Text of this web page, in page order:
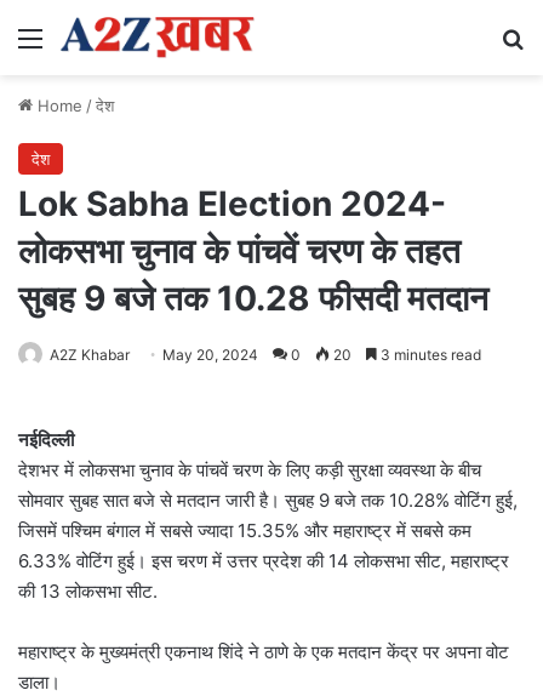
Menu
Home /देश
देश
Lok Sabha Election 2024-
लोकसभा चुनाव के पांचवें चरण के तहत
सुबह 9 बजे तक 10.28 फीसदी मतदान
A2Z Khabar May 20, 2024 0 20 3 minutes read
नईदिल्ली
देशभर में लोकसभा चुनाव के पांचवें चरण के लिए कड़ी सुरक्षा व्यवस्था के बीच
सोमवार सुबह सात बजे से मतदान जारी है। सुबह 9 बजे तक 10.28% वोटिंग हुई,
जिसमें पश्चिम बंगाल में सबसे ज्यादा 15.35% और महाराष्ट्र में सबसे कम
6.33% वोटिंग हुई। इस चरण में उत्तर प्रदेश की 14 लोकसभा सीट, महाराष्ट्र
की 13 लोकसभा सीट.
महाराष्ट्र के मुख्यमंत्री एकनाथ शिंदे ने ठाणे के एक मतदान केंद्र पर अपना वोट
डाला।